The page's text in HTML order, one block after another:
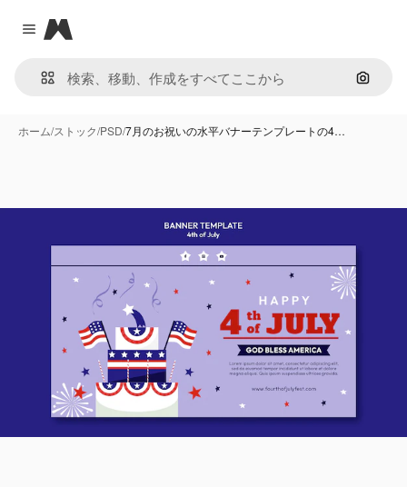
Close menu
Magnific
画像で
ホーム/ストック/PSD/7月のお祝いの水平バナーテンプレートの4…